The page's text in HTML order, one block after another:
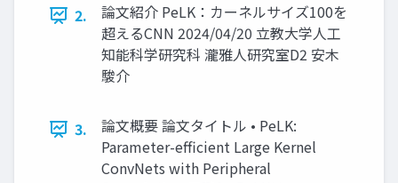
2.
論文紹介 PeLK：カーネルサイズ100を
超えるCNN 2024/04/20 立教大学人工
知能科学研究科 瀧雅人研究室D2 安木
駿介
3.
論文概要 論文タイトル • PeLK:
Parameter-efficient Large Kernel
ConvNets with Peripheral